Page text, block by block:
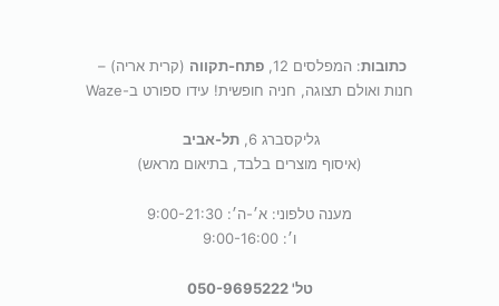
כתובות: המפלסים 12, פתח-תקווה (קרית אריה) –
חנות ואולם תצוגה, חניה חופשית! עידו ספורט ב-Waze
גליקסברג 6,
תל-אביב
(איסוף מוצרים בלבד, בתיאום מראש)
מענה טלפוני: א׳-ה׳: 9:00-21:30
ו׳: 9:00-16:00
טל' 050-9695222